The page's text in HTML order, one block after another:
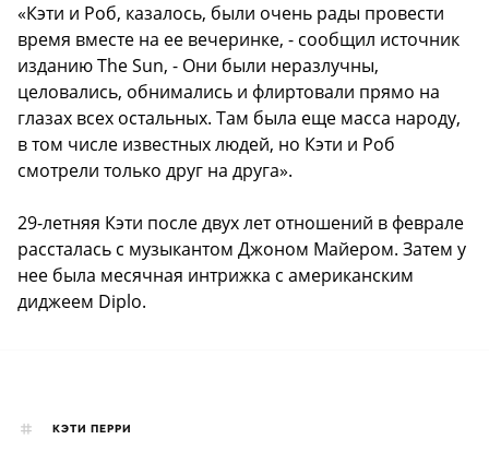
«Кэти и Роб, казалось, были очень рады провести
время вместе на ее вечеринке, - сообщил источник
изданию The Sun, - Они были неразлучны,
целовались, обнимались и флиртовали прямо на
глазах всех остальных. Там была еще масса народу,
в том числе известных людей, но Кэти и Роб
смотрели только друг на друга».
29-летняя Кэти после двух лет отношений в феврале
рассталась с музыкантом Джоном Майером. Затем у
нее была месячная интрижка с американским
диджеем Diplo.
КЭТИ ПЕРРИ